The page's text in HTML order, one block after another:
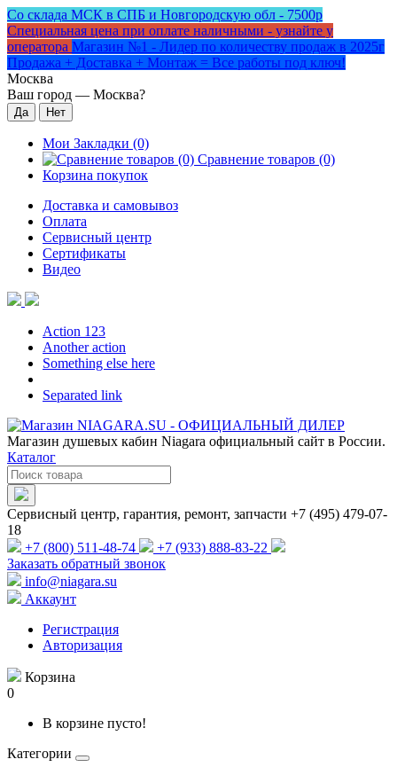
Со склада МСК в СПБ и Новгородскую обл - 7500р
Специальная цена при оплате наличными - узнайте у
оператора Магазин №1 - Лидер по количеству продаж в 2025г
Продажа + Доставка + Монтаж = Все работы под ключ!
Москва
Ваш город — Москва?
Мои Закладки (0)
Сравнение товаров (0)
Корзина покупок
Доставка и самовывоз
Оплата
Сервисный центр
Сертификаты
Видео
Action 123
Another action
Something else here
Separated link
Магазин душевых кабин Niagara официальный сайт в России.
Каталог
Сервисный центр, гарантия, ремонт, запчасти +7 (495) 479-07-
18
+7 (800) 511-48-74
+7 (933) 888-83-22
Заказать обратный звонок
info@niagara.su
Аккаунт
Регистрация
Авторизация
Корзина
0
В корзине пусто!
Категории